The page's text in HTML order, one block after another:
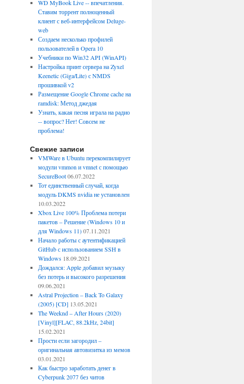
WD MyBook Live -- впечатления.
Ставим торрент полноценный
клиент с веб-интерфейсом Deluge-
web
Создаем несколько профилей
пользователей в Opera 10
Учебники по Win32 API (WinAPI)
Настройка принт сервера на Zyxel
Keenetic (Giga/Lite) с NMDS
прошивкой v2
Размещение Google Chrome cache на
ramdisk: Метод джедая
Узнать, какая песня играла на радио
-- вопрос? Нет! Совсем не
проблема!
Свежие записи
VMWare в Ubuntu перекомпилирует
модули vmmon и vmnet с помощью
SecureBoot 06.07.2022
Тот единственный случай, когда
модуль DKMS nvidia не установлен
10.03.2022
Xbox Live 100% Проблема потери
пакетов – Решение (Windows 10 и
для Windows 11) 07.11.2021
Начало работы с аутентификацией
GitHub с использованием SSH в
Windows 18.09.2021
Дождался: Apple добавил музыку
без потерь и высокого разрешения
09.06.2021
Astral Projection – Back To Galaxy
(2005) [CD] 13.05.2021
The Weeknd – After Hours (2020)
[Vinyl][FLAC, 88.2kHz, 24bit]
15.02.2021
Прости если загородил –
оригинальная автовизитка из мемов
03.01.2021
Как быстро заработать денег в
Cyberpunk 2077 без читов